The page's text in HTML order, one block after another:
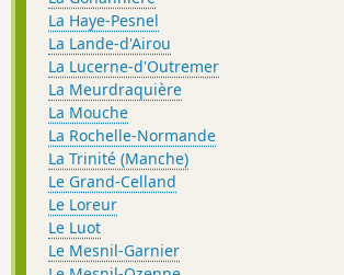
La Haye-Pesnel
La Lande-d'Airou
La Lucerne-d'Outremer
La Meurdraquière
La Mouche
La Rochelle-Normande
La Trinité (Manche)
Le Grand-Celland
Le Loreur
Le Luot
Le Mesnil-Garnier